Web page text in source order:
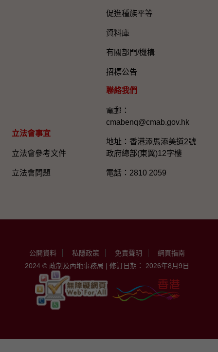
立法會事宜
立法會參考文件
立法會問題
促進種族平等
資料庫
有關部門/機構
招標公告
聯絡我們
電郵：
cmabenq@cmab.gov.hk​
地址：香港添馬添美道2號
政府總部(東翼)12字樓
電話：2810 2059
公開資料 私隱政策 免責聲明
網頁指南
2024 © 政制及內地事務局 | 修訂日期： 2026年8月9日